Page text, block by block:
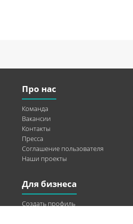
Про нас
Команда
Вакансии
Контакты
Пресса
Соглашение пользователя
Наши проекты
Для бизнеса
Создать профиль